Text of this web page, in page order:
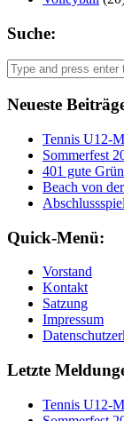
Suche:
Neueste
Tennis U12-
Sommerfest
401 gute
Beach von
Quick-Menü:
Vorstand
Kontakt
Satzung
Impressum
Letzte
Tennis U12-